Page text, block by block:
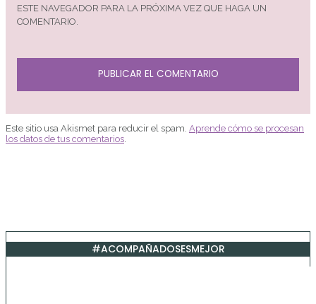
ESTE NAVEGADOR PARA LA PRÓXIMA VEZ QUE HAGA UN
COMENTARIO.
Este sitio usa Akismet para reducir el spam. Aprende cómo se procesan
los datos de tus comentarios
#ACOMPAÑADOSESMEJOR